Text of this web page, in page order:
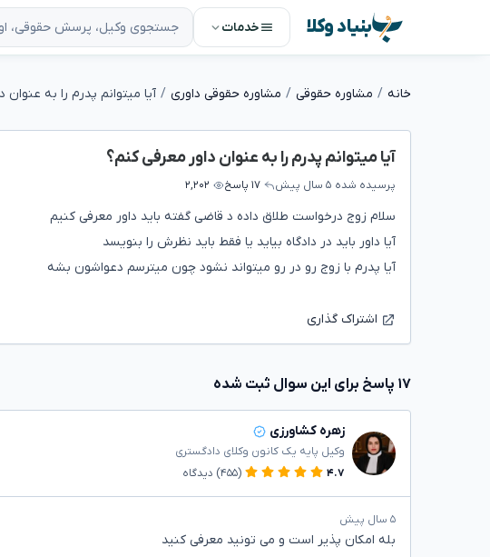
بنیاد وکلا خدمات
خانه مشاوره حقوقی مشاوره حقوقی داوری آیا میتوانم پدرم را به
آیا میتوانم پدرم را به عنوان داور معرفی کنم؟
پرسیده شده ۵ سال پیش ۱۷ پاسخ ۲,۲۰۲
سلام زوج درخواست طلاق داده د قاضی گفته باید داور معرفی کنیم
آیا داور باید در دادگاه بیاید یا فقط باید نظرش را بنویسد
آیا پدرم با زوج رو در رو میتواند نشود چون میترسم دعواشون بشه
اشتراک گذاری
۱۷ پاسخ برای این سوال ثبت شده
زهره کشاورزی
وکیل پایه یک کانون وکلای دادگستری
۴.۷
(۴۵۵) دیدگاه
۵ سال پیش
بله امکان پذیر است و می تونید معرفی کنید